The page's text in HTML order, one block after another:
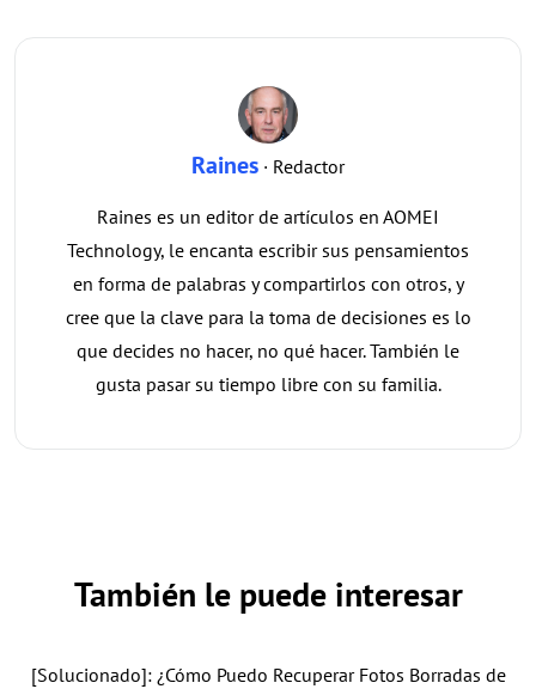
Raines · Redactor
Raines es un editor de artículos en AOMEI
Technology, le encanta escribir sus pensamientos
en forma de palabras y compartirlos con otros, y
cree que la clave para la toma de decisiones es lo
que decides no hacer, no qué hacer. También le
gusta pasar su tiempo libre con su familia.
También le puede interesar
[Solucionado]: ¿Cómo Puedo Recuperar Fotos Borradas de